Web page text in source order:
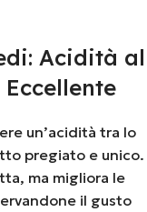
Acidità al
un’acidità tra lo
pregiato e unico.
ma migliora le
il gusto